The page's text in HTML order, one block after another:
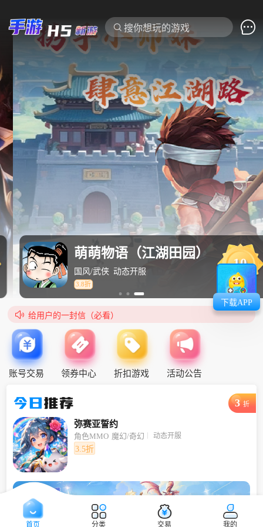
搜你想玩的游戏
萌萌物语（江湖田园）
国风/武侠 动态开服
3.8折
10
 给用户的一封信（必看）
账号交易 领券中心 折扣游戏 活动公告
今日推荐 3 折
弥赛亚誓约
角色MMO 魔幻/奇幻 动态开服
3.5折
下载APP
首页 分类 交易 我的